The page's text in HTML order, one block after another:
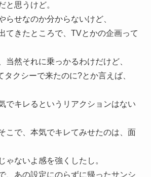
と思うけど。
らせなのか分からないけど、
てきたところで、TVとかの企画って
当然それに乗っかるわけだけど、
タクシーで来たのに?とか言えば、
でキレるというリアクションはない
こで、本気でキレてみせたのは、面
ゃないよ感を強くしたし。
、あの設定にのらずに帰ったサンシ